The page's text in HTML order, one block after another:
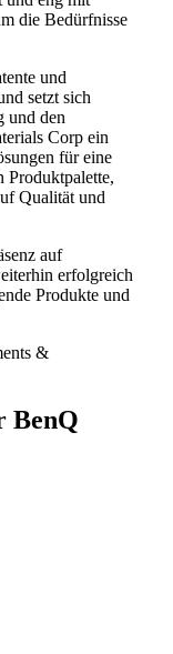
die Bedürfnisse
und
setzt sich
und den
Corp ein
für eine
Produktpalette,
Qualität und
auf
erfolgreich
Produkte und
&
BenQ